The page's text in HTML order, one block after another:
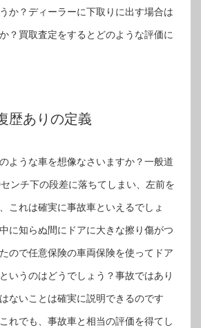
か？ディーラーに下取りに出す場合は
？買取査定をするとどのような評価に
歴ありの定義
ような車を想像なさいますか？一般道
ンチ下の段差に落ちてしまい、左前を
これは確実に事故車といえるでしょ
に知らぬ間にドアに大きな擦り傷がつ
ので任意保険の車両保険を使ってドア
いうのはどうでしょう？事故ではあり
ないことは確実に説明できるのです
れでも、事故車と相当の評価を得てし